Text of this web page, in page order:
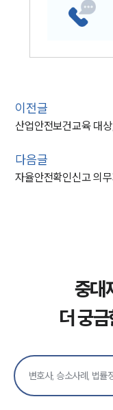
이전글
산업안전보건교육 대
다음글
자율안전확인신고 의
중대
더 궁